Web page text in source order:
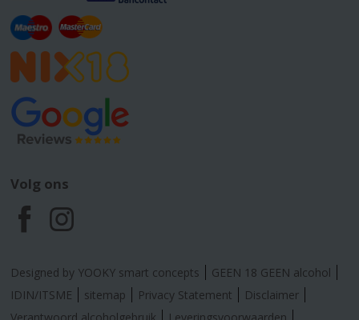
Volg ons
F
a
c
I
n
s
Designed by YOOKY smart concepts
GEEN 18 GEEN alcohol
IDIN/ITSME
sitemap Privacy Statement
Disclaimer